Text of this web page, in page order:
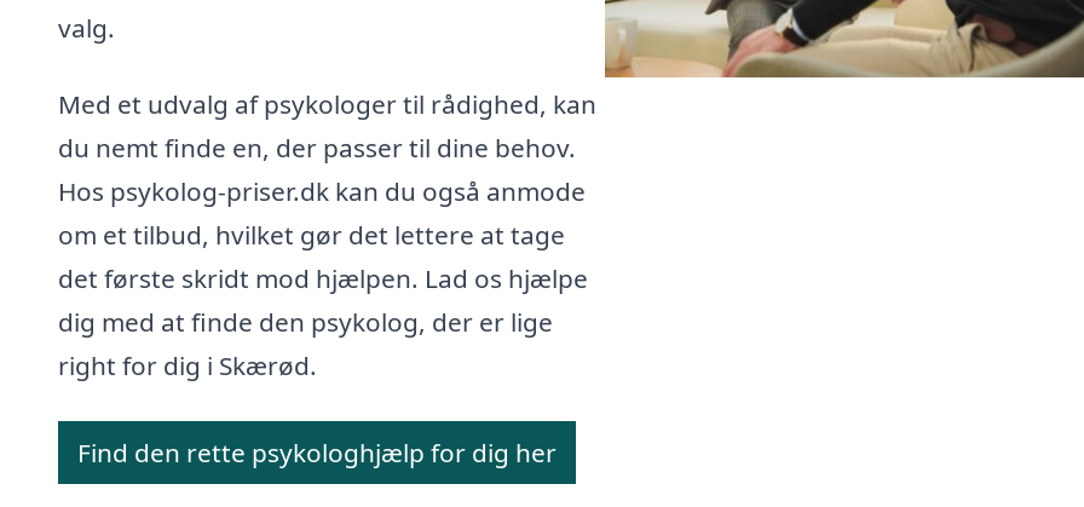
valg.
Med et udvalg af psykologer til rådighed, kan
du nemt finde en, der passer til dine behov.
Hos psykolog-priser.dk kan du også anmode
om et tilbud, hvilket gør det lettere at tage
det første skridt mod hjælpen. Lad os hjælpe
dig med at finde den psykolog, der er lige
right for dig i Skærød.
Find den rette psykologhjælp for dig her